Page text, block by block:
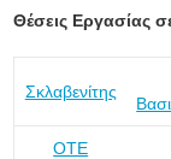
Θέσεις Εργασίας
Σκλαβενίτης
ΟΤΕ